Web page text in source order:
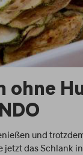
ohne
und
jetzt das Schlank